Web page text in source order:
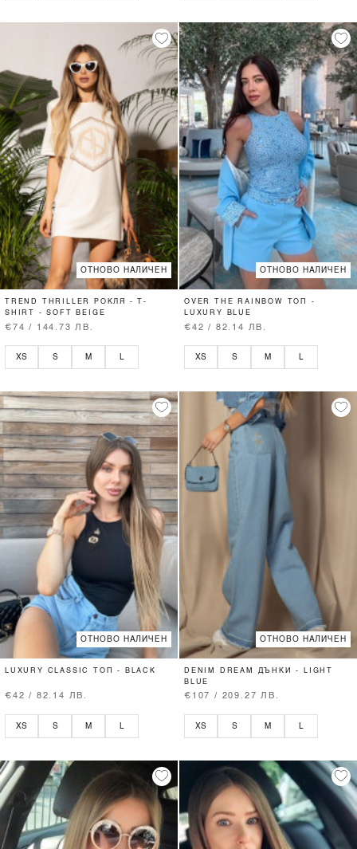
ОТНОВО НАЛИЧЕН
TREND THRILLER РОКЛЯ - T-
SHIRT - SOFT BEIGE
€74 / 144.73 ЛВ.
XS S M L
ОТНОВО НАЛИЧЕН
OVER THE RAINBOW ТОП -
LUXURY BLUE
€42 / 82.14 ЛВ.
XS S M L
ОТНОВО НАЛИЧЕН
LUXURY CLASSIC ТОП - BLACK
€42 / 82.14 ЛВ.
XS S M
ОТНОВО НАЛИЧЕН
DENIM DREAM ДЪНКИ - LIGHT
BLUE
€107 / 209.27 ЛВ.
XS S M